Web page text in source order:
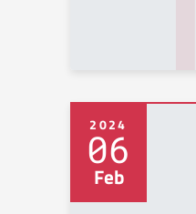
2024
06
Feb